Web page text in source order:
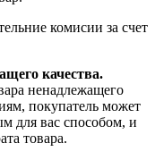
комисии за счет
качества.
ненадлежащего
покупатель может
для вас способом, и
товара.